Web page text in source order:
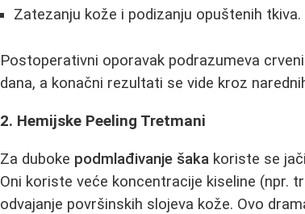
Zatezanju kože i podizanju opuštenih tkiva.
Postoperativni oporavak podrazumeva
dana, a konačni rezultati se vide kroz
2. Hemijske Peeling Tretmani
Za duboke podmlađivanje šaka koriste se
Oni koriste veće koncentracije kiseline (npr.
odvajanje površinskih slojeva kože. Ovo